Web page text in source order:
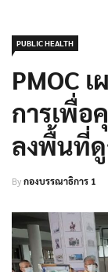
PUBLIC HEALTH
PMOC
การเพื่อ
ลงพื้นที่
Byกองบรรณาธิการ 1